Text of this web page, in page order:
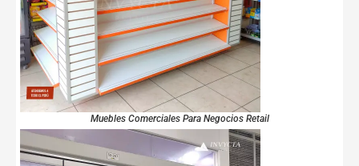
Muebles Comerciales Para Negocios Retail